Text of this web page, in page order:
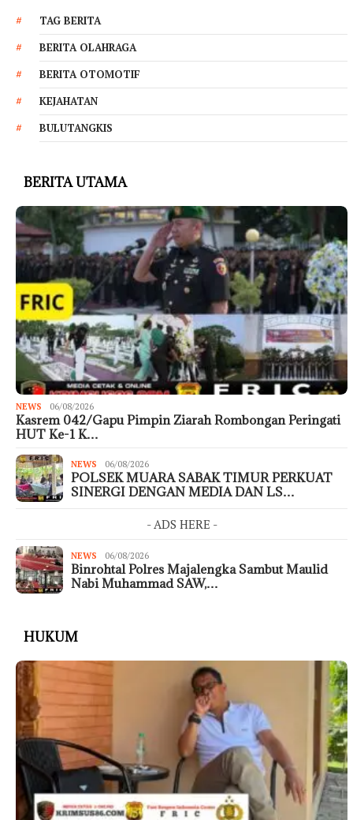
TAG BERITA
BERITA OLAHRAGA
BERITA OTOMOTIF
KEJAHATAN
BULUTANGKIS
BERITA UTAMA
NEWS 06/08/2026
Kasrem 042/Gapu Pimpin Ziarah Rombongan Peringati
HUT Ke-1 K…
NEWS 06/08/2026
POLSEK MUARA SABAK TIMUR PERKUAT
SINERGI DENGAN MEDIA DAN LS…
- ADS HERE -
NEWS 06/08/2026
Binrohtal Polres Majalengka Sambut Maulid
Nabi Muhammad SAW,…
HUKUM